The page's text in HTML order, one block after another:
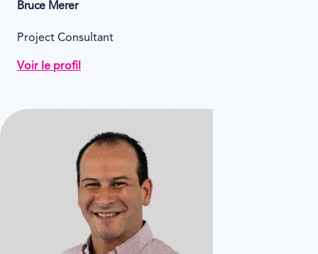
Bruce Merer
Project Consultant
Voir le profil